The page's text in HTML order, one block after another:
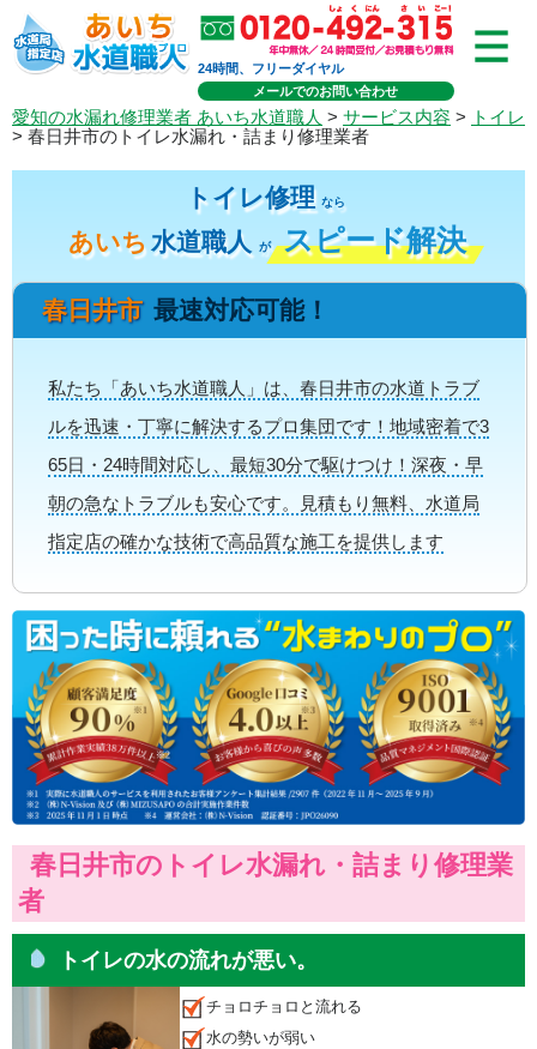
24時間、フリーダイヤル
メールでのお問い合わせ
愛知の水漏れ修理業者 あいち水道職人 > サービス内容 >
トイレ
> 春日井市のトイレ水漏れ・詰まり修理業者
トイレ修理 なら
あいち水道職人 が スピード解決
春日井市 最速対応可能！
私たち「あいち水道職人」は、春日井市の水道トラブ
ルを迅速・丁寧に解決するプロ集団です！地域密着で3
65日・24時間対応し、最短30分で駆けつけ！深夜・早
朝の急なトラブルも安心です。見積もり無料、水道局
指定店の確かな技術で高品質な施工を提供します
春日井市のトイレ水漏れ・詰まり修理業
者
トイレの水の流れが悪い。
チョロチョロと流れる
水の勢いが弱い